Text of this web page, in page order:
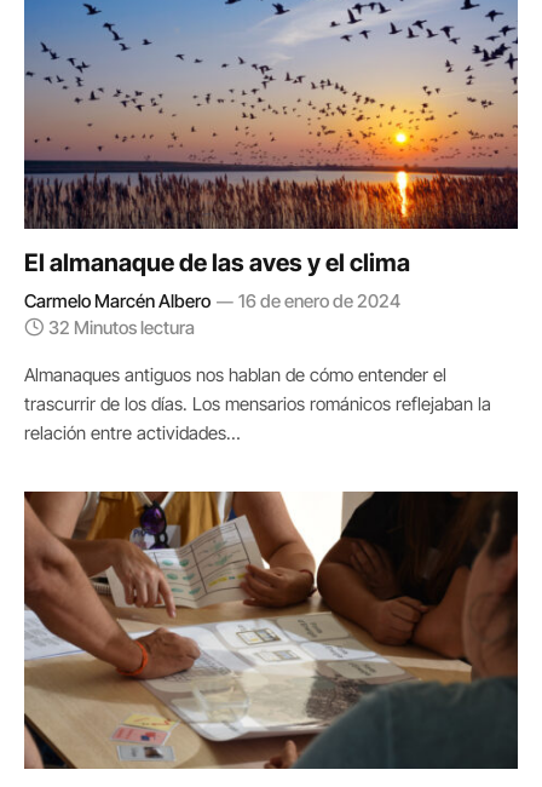
El almanaque de las aves y el clima
Carmelo Marcén Albero
16 de enero de 2024
32 Minutos lectura
Almanaques antiguos nos hablan de cómo entender el
trascurrir de los días. Los mensarios románicos reflejaban la
relación entre actividades…